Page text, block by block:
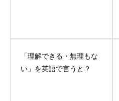
「理解できる・無理もな
い」を英語で言うと？